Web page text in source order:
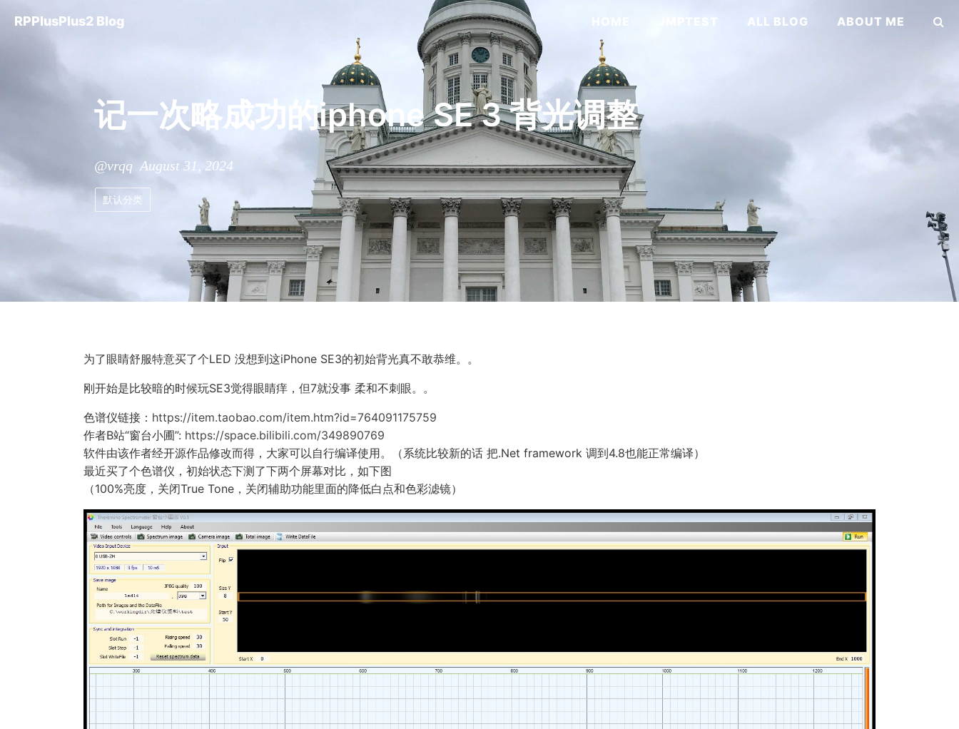
RPPlusPlus2 Blog JMPTEST ALL BLOG ABOUT ME
记一次略成功的iphone SE 3 背光调整
@vrqq August 31, 2024
默认分类
为了眼睛舒服特意买了个LED 没想到这iPhone SE3的初始背光真不敢恭维。。
刚开始是比较暗的时候玩SE3觉得眼睛痒，但7就没事 柔和不刺眼。。
色谱仪链接： https://item.taobao.com/item.htm?id=764091175759
作者B站“窗台小圃”: https://space.bilibili.com/349890769
软件由该作者经开源作品修改而得，大家可以自行编译使用。（系统比较新的话 把.Net framework 调到4.8也能正常编译）
最近买了个色谱仪，初始状态下测了下两个屏幕对比，如下图
（100%亮度，关闭True Tone，关闭辅助功能里面的降低白点和色彩滤镜）